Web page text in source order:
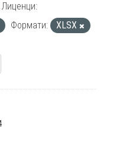
Лиценци:
Формати:
XLSX